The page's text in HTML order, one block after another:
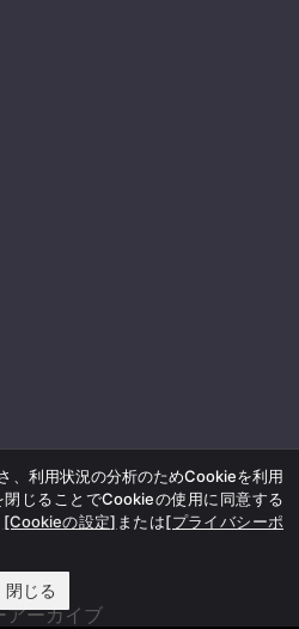
アーカイブ
、利用状況の分析のためCookieを利用
じることでCookieの使用に同意する
[Cookieの設定] または[プライバシーポ
閉じる